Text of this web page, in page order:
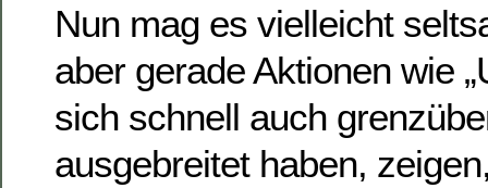
Nun mag es vielleicht
aber gerade Aktionen wie
sich schnell auch
ausgebreitet haben,